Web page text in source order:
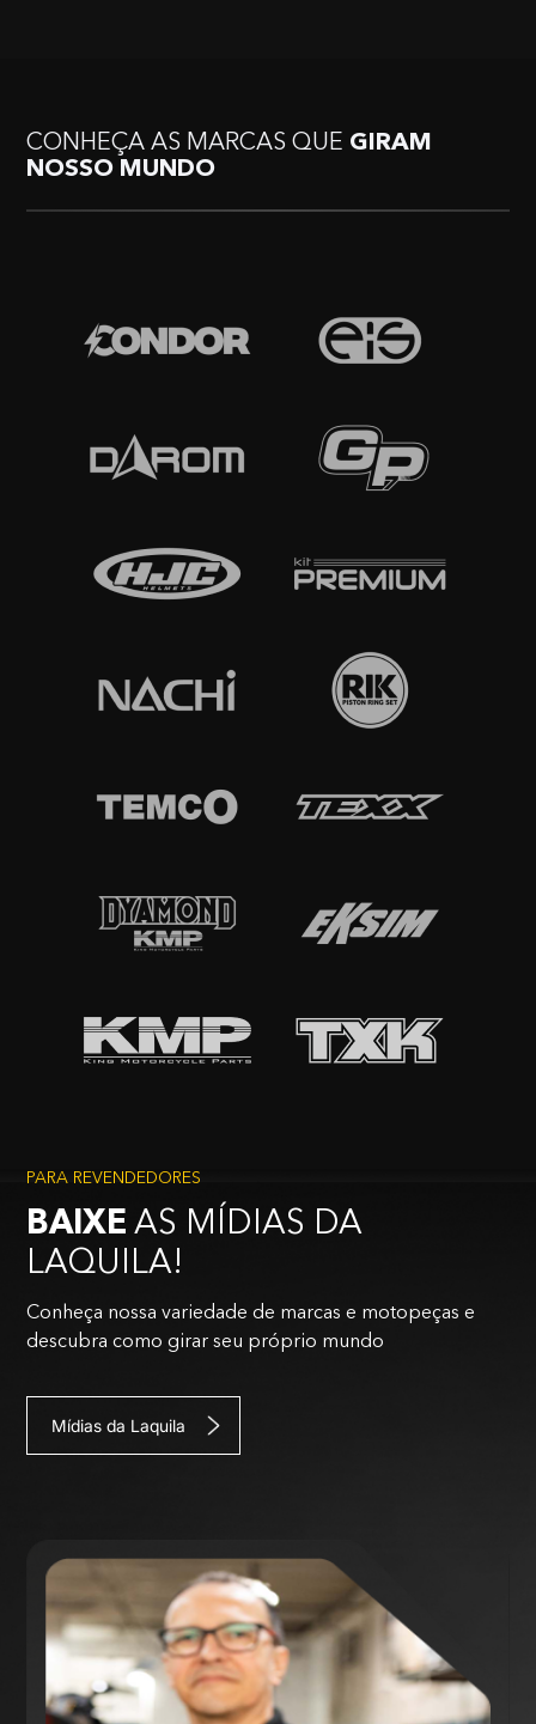
CONHEÇA AS MARCAS QUE GIRAM
NOSSO MUNDO
PARA REVENDEDORES
BAIXE AS MÍDIAS DA
LAQUILA!
Conheça nossa variedade de marcas e motopeças e
descubra como girar seu próprio mundo
Mídias da Laquila